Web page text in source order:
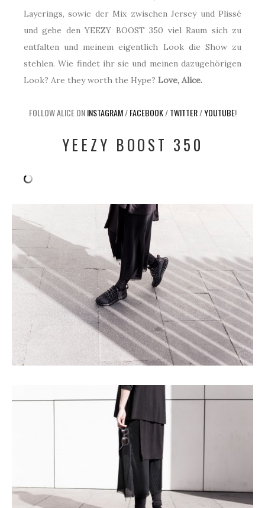
Layerings, sowie der Mix zwischen Jersey und Plissé
und gebe den YEEZY BOOST 350 viel Raum sich zu
entfalten und meinem eigentlich Look die Show zu
stehlen. Wie findet ihr sie und meinen dazugehörigen
Look? Are they worth the Hype? Love, Alice.
FOLLOW ALICE ONINSTAGRAM/FACEBOOK/TWITTER/YOUTUBE!
YEEZY BOOST 350